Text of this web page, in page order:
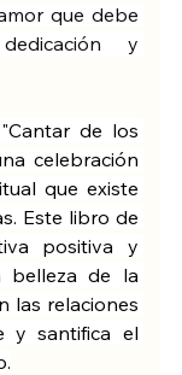
que debe
y
de los
celebración
que existe
Este libro de
positiva y
belleza de la
las relaciones
y santifica el